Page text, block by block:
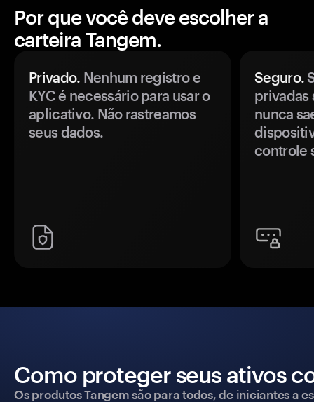
Por que você deve escolher a
carteira Tangem.
Privado. Nenhum registro e
KYC é necessário para usar o
aplicativo. Não rastreamos
seus dados.
Seguro.
privadas
nunca
controle
Como proteger seus ativos
Os produtos Tangem são para todos, de iniciantes a